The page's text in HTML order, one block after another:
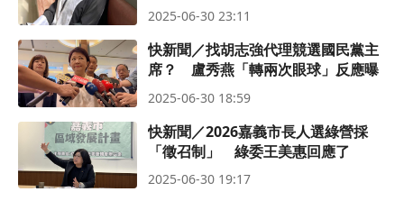
2025-06-30 23:11
快新聞／找胡志強代理競選國民黨主
席？ 盧秀燕「轉兩次眼球」反應曝
2025-06-30 18:59
快新聞／2026嘉義市長人選綠營採
「徵召制」 綠委王美惠回應了
2025-06-30 19:17